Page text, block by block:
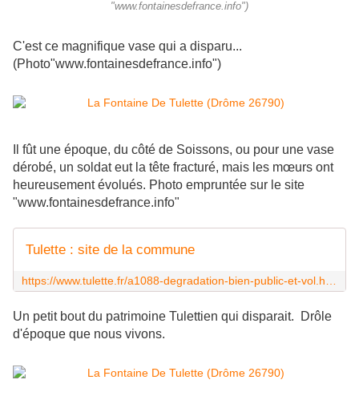
"www.fontainesdefrance.info")
C'est ce magnifique vase qui a disparu...
(Photo"www.fontainesdefrance.info")
Il fût une époque, du côté de Soissons, ou pour une vase
dérobé, un soldat eut la tête fracturé, mais les mœurs ont
heureusement évolués. Photo empruntée sur le site
"www.fontainesdefrance.info"
Tulette : site de la commune
Un petit bout du patrimoine Tulettien qui disparait. Drôle
d'époque que nous vivons.